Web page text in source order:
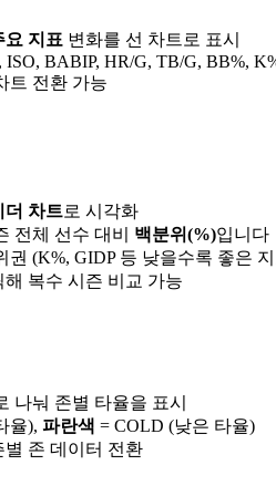
요 지표 변화를 선 차트로 표시
ISO, BABIP, HR/G, TB/G, BB%,
트 전환 가능
더 차트로 시각화
전체 선수 대비 백분위(%)입니다
권 (K%, GIDP 등 낮을수록 좋은
복수 시즌 비교 가능
나눠 존별 타율을 표시
율), 파란색 = COLD (낮은 타율)
존 데이터 전환